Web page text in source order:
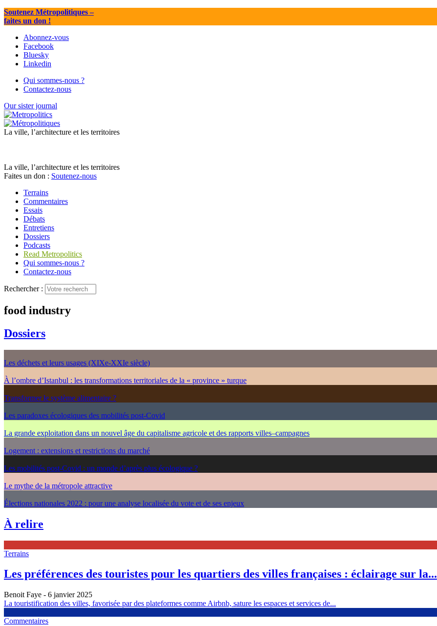
Soutenez Métropolitiques–
faites un don !
Abonnez-vous
Facebook
Bluesky
Linkedin
Qui sommes-nous ?
Contactez-nous
Our sister journal
La ville, l’architecture et les territoires
La ville, l’architecture et les territoires
Faites un don : Soutenez-nous
Terrains
Commentaires
Essais
Débats
Entretiens
Dossiers
Podcasts
Read Metropolitics
Qui sommes-nous ?
Contactez-nous
Rechercher :
food industry
Dossiers
Les déchets et leurs usages (XIXe-XXIe siècle)
À l’ombre d’Istanbul : les transformations territoriales de la « province » turque
Transformer le système alimentaire ?
Les paradoxes écologiques des mobilités post-Covid
La grande exploitation dans un nouvel âge du capitalisme agricole et des rapports villes–campagnes
Logement : extensions et restrictions du marché
Les mobilités post-Covid : un monde d’après plus écologique ?
Le mythe de la métropole attractive
Élections nationales 2022 : pour une analyse localisée du vote et de ses enjeux
À relire
Terrains
Les préférences des touristes pour les quartiers des villes françaises : éclairage sur la...
Benoit Faye - 6 janvier 2025
La touristification des villes, favorisée par des plateformes comme Airbnb, sature les espaces et services de...
Commentaires